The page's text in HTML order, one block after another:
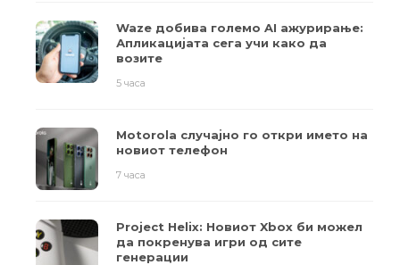
Waze добива големо AI ажурирање:
Апликацијата сега учи како да
возите
5 часа
Motorola случајно го откри името на
новиот телефон
7 часа
Project Helix: Новиот Xbox би можел
да покренува игри од сите
генерации